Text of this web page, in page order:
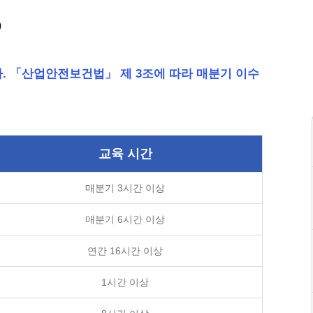
「산업안전보건법」 제 3조에 따라 매분기 이수
교육 시간
매분기 3시간 이상
매분기 6시간 이상
연간 16시간 이상
1시간 이상